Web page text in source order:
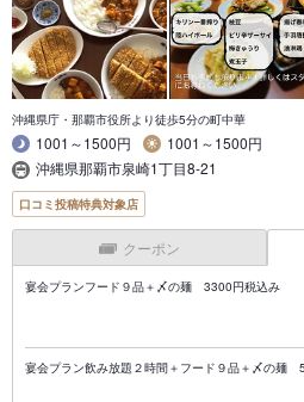
沖縄県庁・那覇市役所より徒歩5分の町中華
1001～1500円
1001～1500円
沖縄県那覇市泉崎1丁目8-21
口コミ投稿特典対象店
クーポン
宴会プランフード９品＋〆の麺 3300円税込み
宴会プラン飲み放題２時間＋フード９品＋〆の麺